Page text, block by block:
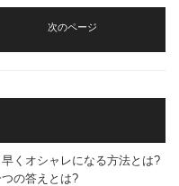
次のページ
くオシャレになる方法とは?
の答えとは?